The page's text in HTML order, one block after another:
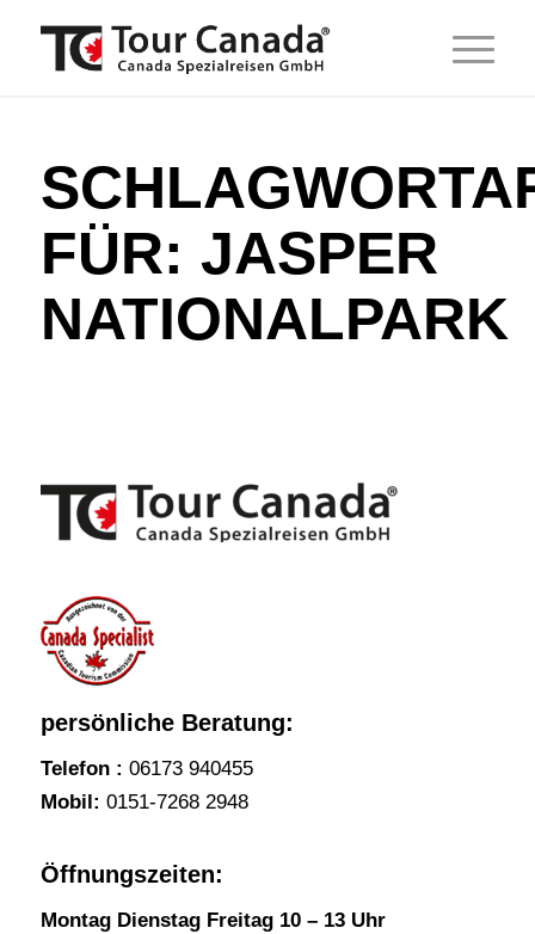
FÜR: JASPER
NATIONALPARK
persönliche Beratung:
Telefon : 06173 940455
Mobil: 0151-7268 2948
Öffnungszeiten:
Montag Dienstag Freitag 10 – 13 Uhr